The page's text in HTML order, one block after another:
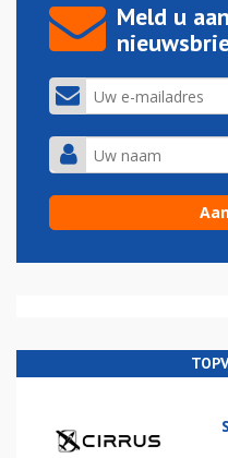
Meld u